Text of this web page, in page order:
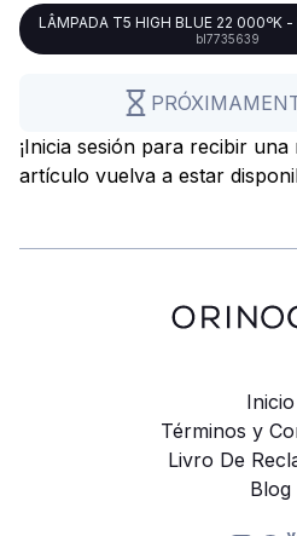
LÂMPADA T5 HIGH BLUE 22 000ºK
bl7735639
¡Inicia sesión para recibir
artículo vuelva a estar
Inicio
Términos y
Livro De
Blog